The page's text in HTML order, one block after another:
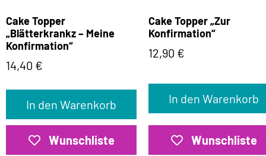
Cake Topper
„Blätterkrankz – Meine
Konfirmation“
14,40 €
In den Warenkorb
Wunschliste
Cake Topper „Zur
Konfirmation“
12,90 €
In den Warenkorb
Wunschliste